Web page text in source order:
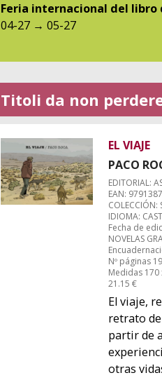
Feria internacional del libro
04-27 → 05-27
Titoli da non
EL VIAJE
PACO
EDITORIAL:
EAN:
COLECCIÓN:
IDIOMA:
Fecha de
NOVELAS
Nº páginas
Medidas 170
21.15 €
El viaje,
retrato
partir de
otras